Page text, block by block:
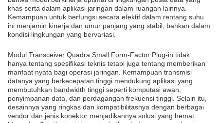
khas serta dalam aplikasi jaringan dalam ruangan lainnya.
Kemampuan untuk berfungsi secara efektif dalam rentang suhu
ini menjamin kinerja dan umur panjang yang stabil, bahkan dalam
kondisi lingkungan yang bervariasi.
Modul Transceiver Quadra Small Form-Factor Plug-in tidak
hanya tentang spesifikasi teknis tetapi juga tentang memberikan
manfaat nyata bagi operasi jaringan. Kemampuan transmisi
datanya yang berkecepatan tinggi mendukung aplikasi yang
membutuhkan bandwidth tinggi seperti komputasi awan,
penyimpanan data, dan perdagangan frekuensi tinggi. Selain itu,
desainnya yang ringkas dan kompatibilitasnya dengan berbagai
vendor dan jenis konektor menjadikannya solusi yang hemat